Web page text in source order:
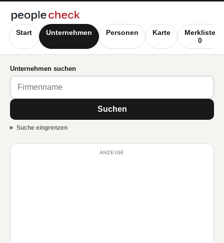
Start Unternehmen Personen Karte
Merkliste
0
Unternehmen suchen
Suchen
Suche eingrenzen
ANZEIGE